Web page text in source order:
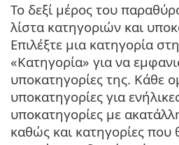
Το δεξί μέρος του
λίστα κατηγοριών και
Επιλέξτε μια κατηγορία
«Κατηγορία» για να
υποκατηγορίες της. Κάθε
υποκατηγορίες για
υποκατηγορίες με
καθώς και κατηγορίες που